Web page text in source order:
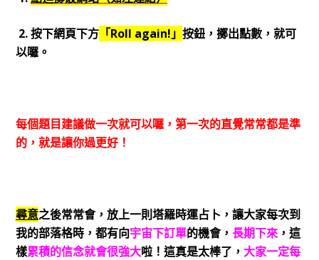
2. 按下網頁下方「Roll again!」 按鈕，擲出點數，就可
以囉。
每個題目建議做一次就可以囉，第一次的直覺常常都是準
的，就是讓你過更好！
尋意之後常常會，放上一則塔羅時運占卜，讓大家每次到
我的部落格時，都有向宇宙下訂單的機會， 長期下來，這
樣累積的信念就會很強大啦！這真是太棒了， 大家一定每